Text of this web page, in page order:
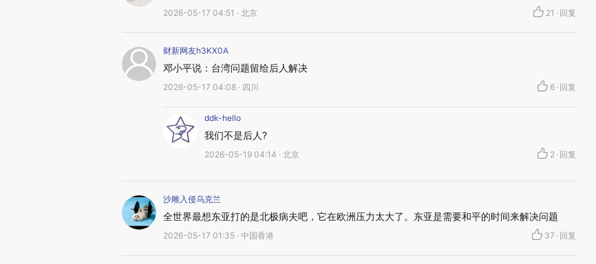
2026-05-17 04:51 · 北京 21 · 回复
财新网友h3KX0A
邓小平说：台湾问题留给后人解决
2026-05-17 04:08 · 四川 6 · 回复
ddk-hello
我们不是后人?
2026-05-19 04:14 · 北京 2 · 回复
沙雕入侵乌克兰
全世界最想东亚打的是北极病夫吧，它在欧洲压力太大了。东亚是需要和平的时间来解决问题
2026-05-17 01:35 · 中国香港 37 · 回复